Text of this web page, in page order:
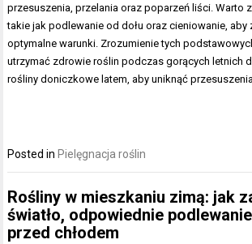
przesuszenia, przelania oraz poparzeń liści. Warto
takie jak podlewanie od dołu oraz cieniowanie, aby
optymalne warunki. Zrozumienie tych
utrzymać zdrowie roślin podczas gorących letnich
rośliny doniczkowe latem, aby uniknąć przesuszenia
Posted in Pielęgnacja roślin
Rośliny w mieszkaniu zimą: jak
światło, odpowiednie
przed chłodem